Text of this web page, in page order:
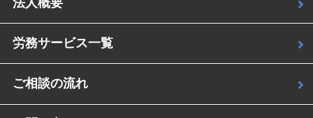
法人概要
労務サービス一覧
ご相談の流れ